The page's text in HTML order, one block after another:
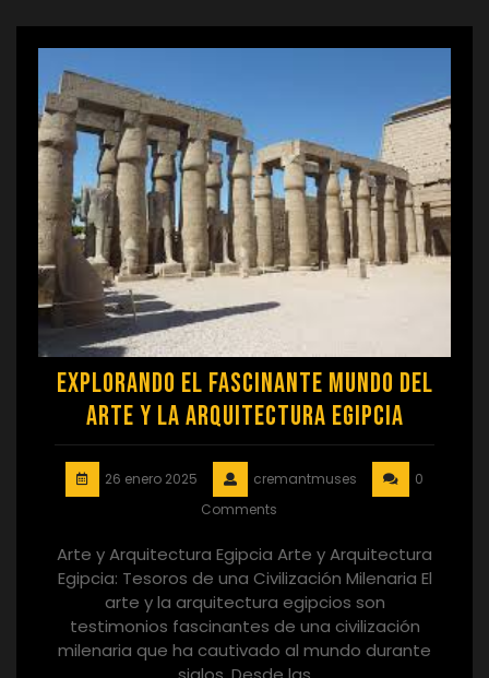
Explorando el Fascinante Mundo del
Arte y la Arquitectura Egipcia
26 enero 2025 cremantmuses
0
Comments
Arte y Arquitectura Egipcia Arte y Arquitectura
Egipcia: Tesoros de una Civilización Milenaria El
arte y la arquitectura egipcios son
testimonios fascinantes de una civilización
milenaria que ha cautivado al mundo durante